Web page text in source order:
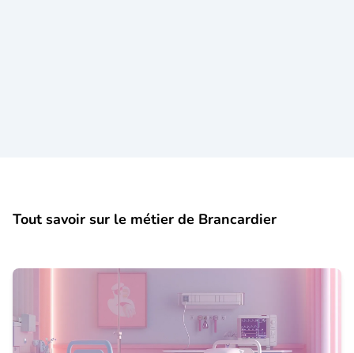
Tout savoir sur le métier de Brancardier